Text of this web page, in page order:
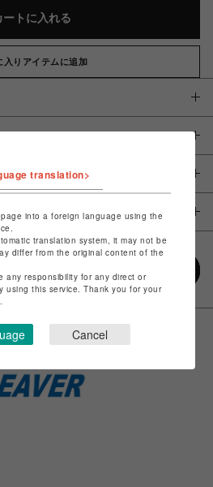
ートに入れる
入りアイテムに追加
translation>
into a foreign language using the
translation system, it may not be
differ from the original content of the
any responsibility for any direct or
using this service. Thank you for your
Cancel